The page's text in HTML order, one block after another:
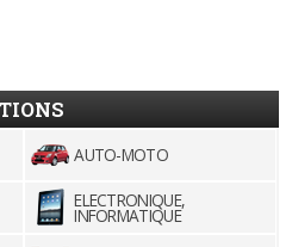
AUTO-MOTO
ELECTRONIQUE,
INFORMATIQUE